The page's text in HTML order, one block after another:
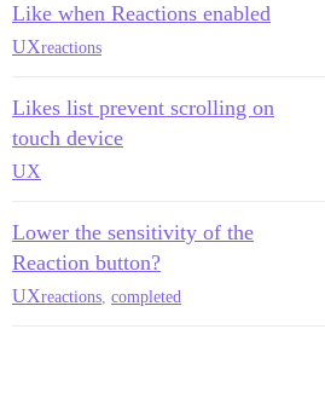
Like when Reactions enabled
UXreactions
Likes list prevent scrolling on
touch device
UX
Lower the sensitivity of the
Reaction button?
UXreactions completed